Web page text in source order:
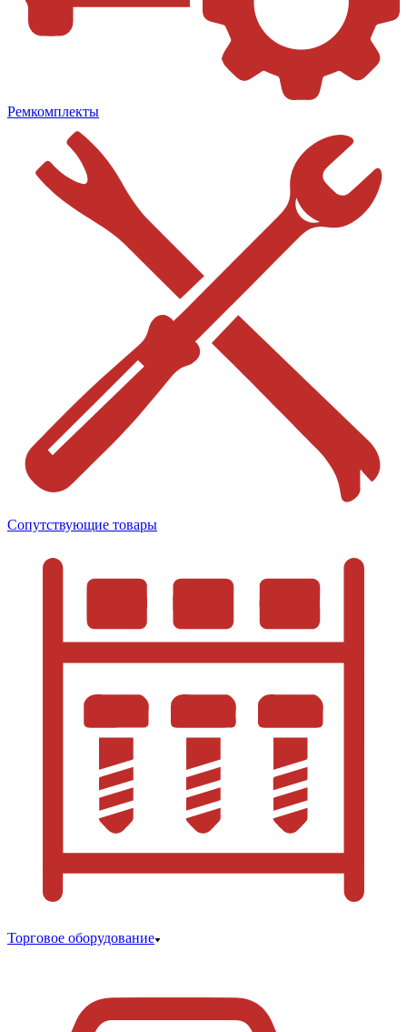
Ремкомплекты
Сопутствующие товары
Торговое оборудование